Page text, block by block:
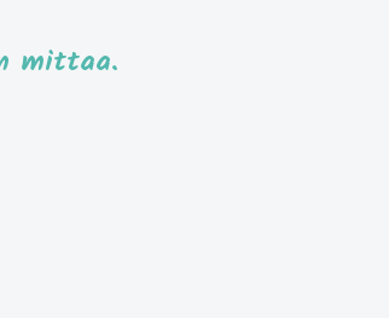
mittaa.